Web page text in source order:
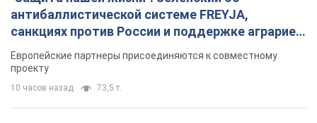
зарплаты: Корецкий раскрыл подробности
Одновременно с повышением зарплат педагогам
стипендий
6 часов назад